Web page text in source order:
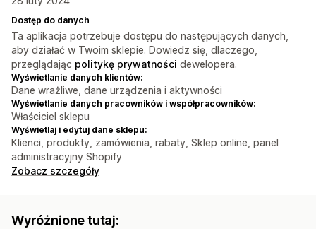
Dostęp do danych
Ta aplikacja potrzebuje dostępu do następujących danych,
aby działać w Twoim sklepie. Dowiedz się, dlaczego,
przeglądając politykę prywatności dewelopera.
Wyświetlanie danych klientów:
Dane wrażliwe, dane urządzenia i aktywności
Wyświetlanie danych pracowników i współpracowników:
Właściciel sklepu
Wyświetlaj i edytuj dane sklepu:
Klienci, produkty, zamówienia, rabaty, Sklep online, panel
administracyjny Shopify
Zobacz szczegóły
Wyróżnione tutaj: